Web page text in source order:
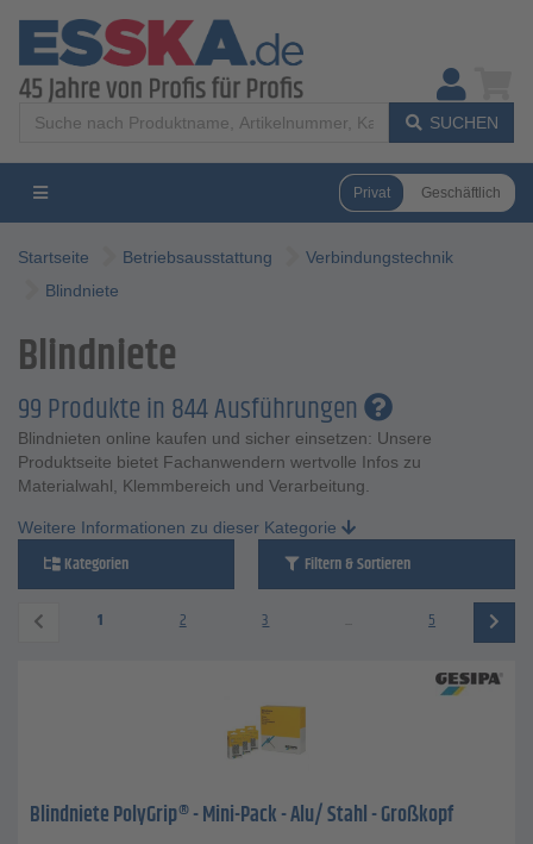
SUCHEN
Privat Geschäftlich
Startseite Betriebsausstattung
Verbindungstechnik
Blindniete
Blindniete
99 Produkte in 844 Ausführungen
Blindnieten online kaufen und sicher einsetzen: Unsere
Produktseite bietet Fachanwendern wertvolle Infos zu
Materialwahl, Klemmbereich und Verarbeitung.
Weitere Informationen zu dieser Kategorie
Kategorien Filtern & Sortieren
1 2 3 5
Blindniete PolyGrip® - Mini-Pack - Alu/ Stahl - Großkopf